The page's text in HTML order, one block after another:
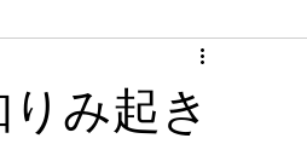
み起き